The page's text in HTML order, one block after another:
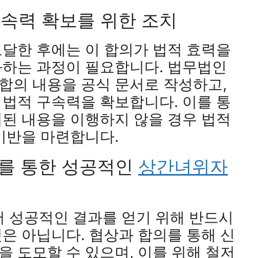
력 확보를 위한 조치
한 후에는 이 합의가 법적 효력을
는 과정이 필요합니다. 법무법인
의 내용을 공식 문서로 작성하고,
적 구속력을 확보합니다. 이를 통
내용을 이행하지 않을 경우 법적
반을 마련합니다.
통한 성공적인 상간녀위자
성공적인 결과를 얻기 위해 반드시
아닙니다. 협상과 합의를 통해 신
도모할 수 있으며, 이를 위해 철저